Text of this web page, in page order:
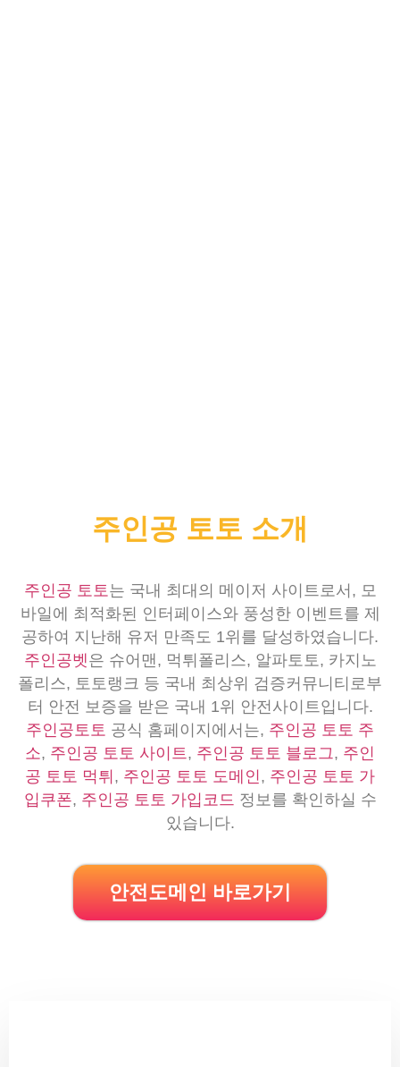
주인공 토토 소개
주인공 토토 는 국내 최대의 메이저 사이트로서, 모
바일에 최적화된 인터페이스와 풍성한 이벤트를 제
공하여 지난해 유저 만족도 1위를 달성하였습니다.
주인공벳은 슈어맨, 먹튀폴리스, 알파토토, 카지노
폴리스, 토토랭크 등 국내 최상위 검증커뮤니티로부
터 안전 보증을 받은 국내 1위 안전사이트입니다.
주인공토토 공식 홈페이지에서는, 주인공 토토 주
소, 주인공 토토 사이트 , 주인공 토토 블로그 , 주인
공 토토 먹튀 , 주인공 토토 도메인 , 주인공 토토 가
입쿠폰, 주인공 토토 가입코드 정보를 확인하실 수
있습니다.
안전도메인 바로가기